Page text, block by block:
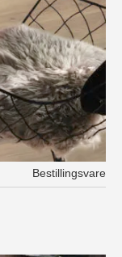
Bestillingsvare